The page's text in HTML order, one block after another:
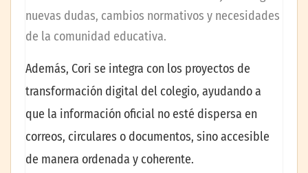
nuevas dudas, cambios normativos y necesidades
de la comunidad educativa.
Además, Cori se integra con los proyectos de
transformación digital del colegio, ayudando a
que la información oficial no esté dispersa en
correos, circulares o documentos, sino accesible
de manera ordenada y coherente.